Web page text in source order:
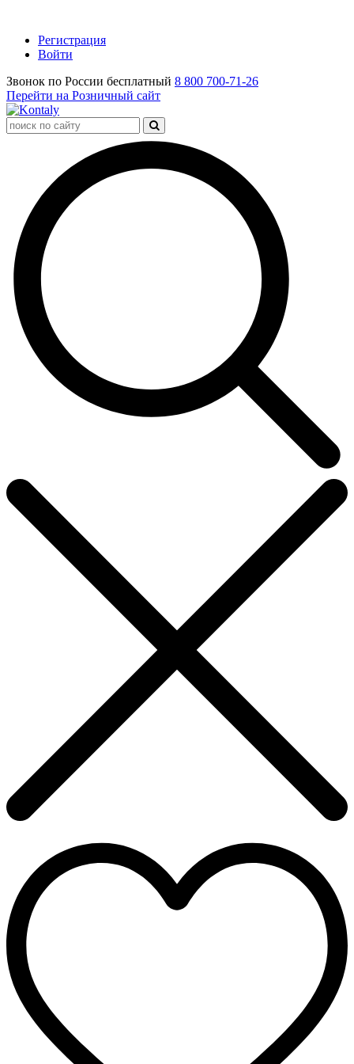
Регистрация
Войти
Звонок по России бесплатный 8 800 700-71-26
Перейти на Розничный сайт